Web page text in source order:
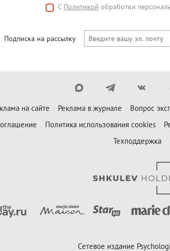
С Политикой обработки
Подписка на рассылку
на сайте Реклама в журнале Вопрос
Политика использования cookies
Техподдержка
Сетевое издание